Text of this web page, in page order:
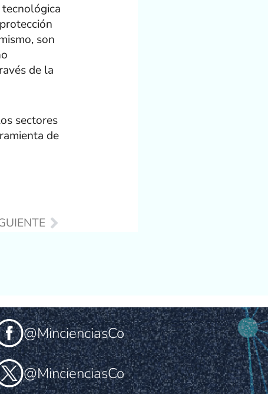
son
de la
sectores
de
Next
@MincienciasCo
@MincienciasCo